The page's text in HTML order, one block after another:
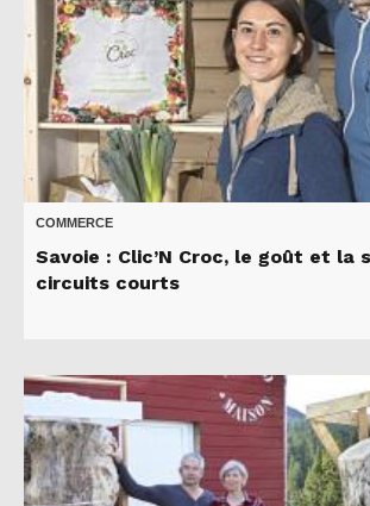
COMMERCE
Savoie : Clic’N Croc, le goût et la
circuits courts